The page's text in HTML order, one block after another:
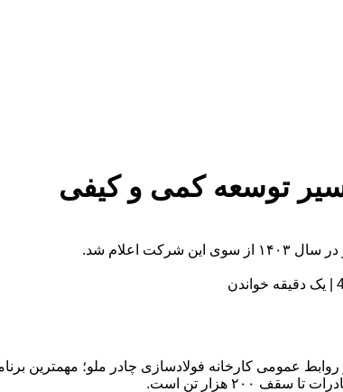
توسعه کمی و کیفی
اعلام شد.
یک دقیقه خواندن
روابط عمومی کارخانه فولادسازی چادر ملو؛ مهمترین
۲۰۰ هزار تن است.